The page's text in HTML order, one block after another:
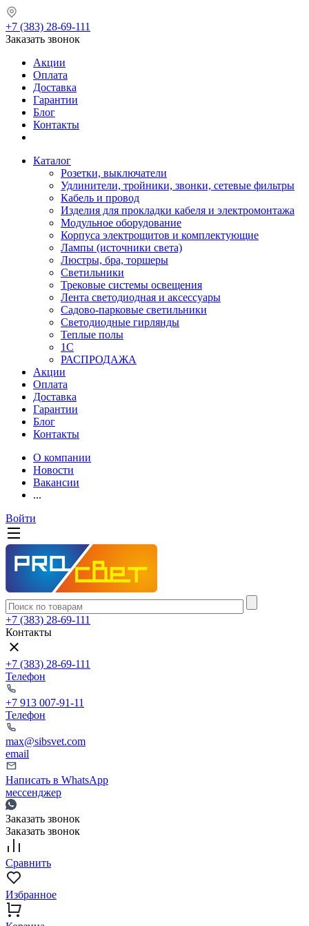
+7 (383) 28-69-111
Заказать звонок
Акции
Оплата
Доставка
Гарантии
Блог
Контакты
Каталог
Розетки, выключатели
Удлинители, тройники, звонки, сетевые фильтры
Кабель и провод
Изделия для прокладки кабеля и электромонтажа
Модульное оборудование
Корпуса электрощитов и комплектующие
Лампы (источники света)
Люстры, бра, торшеры
Светильники
Трековые системы освещения
Лента светодиодная и аксессуары
Садово-парковые светильники
Светодиодные гирлянды
Теплые полы
1С
РАСПРОДАЖА
Акции
Оплата
Доставка
Гарантии
Блог
Контакты
О компании
Новости
Вакансии
...
Войти
+7 (383) 28-69-111
Контакты
+7 (383) 28-69-111
Телефон
+7 913 007-91-11
Телефон
max@sibsvet.com
email
Написать в WhatsApp
мессенджер
Заказать звонок
Заказать звонок
Сравнить
Избранное